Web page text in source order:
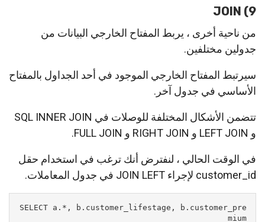
9) JOIN
من ناحية أخرى ، يربط المفتاح الخارجي البيانات من
جدولين مختلفين.
سيرتبط المفتاح الخارجي الموجود في أحد الجداول بالمفتاح
الأساسي في جدول آخر.
تتضمن الأشكال المختلفة للوصلات في SQL INNER JOIN
و LEFT JOIN و RIGHT JOIN و FULL JOIN.
في الوقت الحالي ، لنفترض أنك ترغب في استخدام حقل
customer_id لإجراء JOIN LEFT في جدول المعاملات.
SELECT a.*, b.customer_lifestage, b.customer_pre